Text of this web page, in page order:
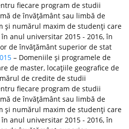
fiecare program de studii
de învăţământ sau limbă de
şi numărul maxim de studenţi care
anul universitar 2015 - 2016, în
de învăţământ superior de stat
– Domeniile şi programele de
de master, locaţiile geografice de
de credite de studii
fiecare program de studii
de învăţământ sau limbă de
şi numărul maxim de studenţi care
anul universitar 2015 - 2016, în